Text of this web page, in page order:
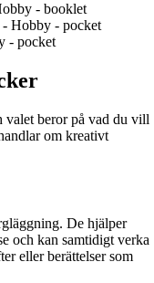
- booklet
Hobby - pocket
- pocket
valet beror på vad du vill
om kreativt
De hjälper
och kan samtidigt verka
eller berättelser som